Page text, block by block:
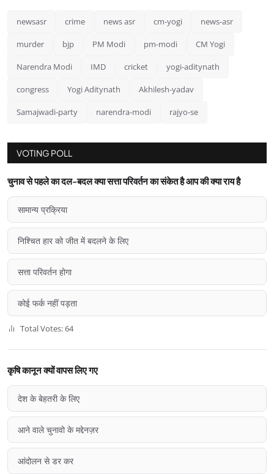
newsasr crime news asr cm-yogi news-asr
murder bjp PM Modi pm-modi CM Yogi
Narendra Modi IMD cricket yogi-aditynath
congress Yogi Aditynath Akhilesh-yadav
Samajwadi-party narendra-modi rajyo-se
VOTING POLL
चुनाव से पहले का दल-बदल क्या सत्ता परिवर्तन का संकेत है आप की क्या राय है
सामान्य प्रक्रिया
निश्चित हार को जीत में बदलने के लिए
सत्ता परिवर्तन होगा
कोई फर्क नहीं पड़ता
Total Votes: 64
कृषि कानून क्यों वापस लिए गए
देश के बेहतरी के लिए
आने वाले चुनावो के मद्देनज़र
आंदोलन से डर कर